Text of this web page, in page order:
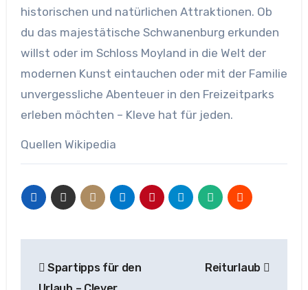
historischen und natürlichen Attraktionen. Ob
du das majestätische Schwanenburg erkunden
willst oder im Schloss Moyland in die Welt der
modernen Kunst eintauchen oder mit der Familie
unvergessliche Abenteuer in den Freizeitparks
erleben möchten – Kleve hat für jeden.
Quellen Wikipedia
Spartipps für den
Reiturlaub